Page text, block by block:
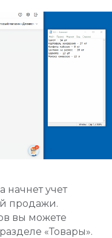
начнет учет
продажи.
вы можете
«Товары».